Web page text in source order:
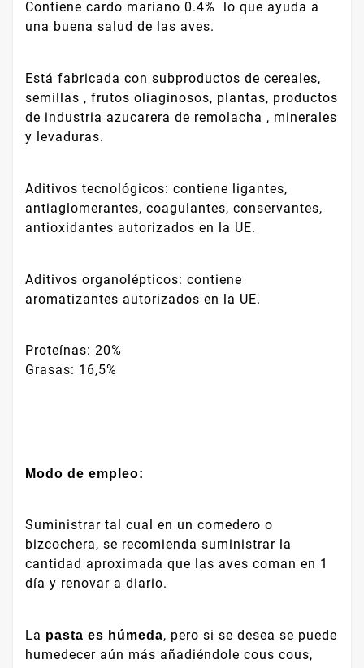
Contiene cardo mariano 0.4% lo que ayuda a
una buena salud de las aves.
Está fabricada con subproductos de cereales,
semillas , frutos oliaginosos, plantas, productos
de industria azucarera de remolacha , minerales
y levaduras.
Aditivos tecnológicos: contiene ligantes,
antiaglomerantes, coagulantes, conservantes,
antioxidantes autorizados en la UE.
Aditivos organolépticos: contiene
aromatizantes autorizados en la UE.
Proteínas: 20%
Grasas: 16,5%
Modo de empleo:
Suministrar tal cual en un comedero o
bizcochera, se recomienda suministrar la
cantidad aproximada que las aves coman en 1
día y renovar a diario.
La pasta es húmeda, pero si se desea se puede
humedecer aún más añadiéndole cous cous,